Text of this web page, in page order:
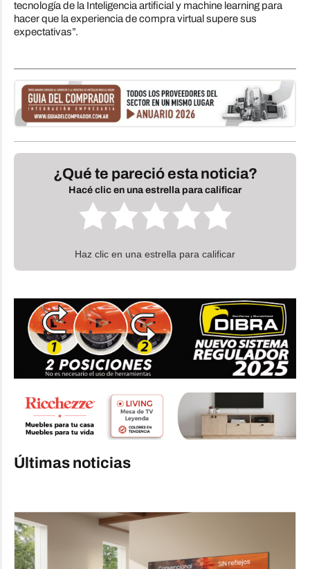
tecnología de la Inteligencia artificial y machine learning para
hacer que la experiencia de compra virtual supere sus
expectativas”.
¿Qué te pareció esta noticia?
Hacé clic en una estrella para calificar
Haz clic en una estrella para calificar
Últimas noticias